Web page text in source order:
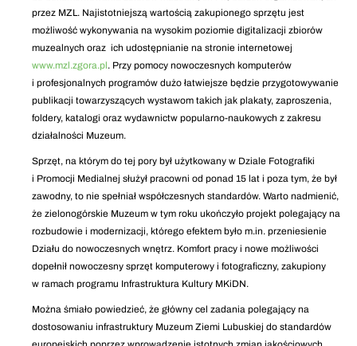
przez MZL. Najistotniejszą wartością zakupionego sprzętu jest
możliwość wykonywania na wysokim poziomie digitalizacji zbiorów
muzealnych oraz ich udostępnianie na stronie internetowej
www.mzl.zgora.pl. Przy pomocy nowoczesnych komputerów
i profesjonalnych programów dużo łatwiejsze będzie przygotowywanie
publikacji towarzyszących wystawom takich jak plakaty, zaproszenia,
foldery, katalogi oraz wydawnictw popularno-naukowych z zakresu
działalności Muzeum.
Sprzęt, na którym do tej pory był użytkowany w Dziale Fotografiki
i Promocji Medialnej służył pracowni od ponad 15 lat i poza tym, że był
zawodny, to nie spełniał współczesnych standardów. Warto nadmienić,
że zielonogórskie Muzeum w tym roku ukończyło projekt polegający na
rozbudowie i modernizacji, którego efektem było m.in. przeniesienie
Działu do nowoczesnych wnętrz. Komfort pracy i nowe możliwości
dopełnił nowoczesny sprzęt komputerowy i fotograficzny, zakupiony
w ramach programu Infrastruktura Kultury MKiDN.
Można śmiało powiedzieć, że główny cel zadania polegający na
dostosowaniu infrastruktury Muzeum Ziemi Lubuskiej do standardów